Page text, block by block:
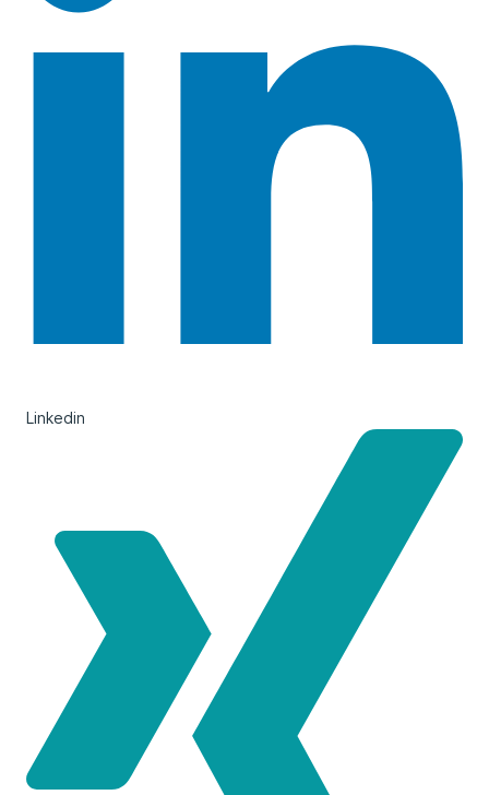
Linkedin